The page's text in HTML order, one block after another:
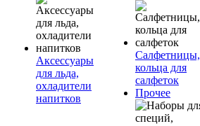
Аксессуары
для льда,
охладители
напитков
Салфетницы,
кольца для
салфеток
Прочее